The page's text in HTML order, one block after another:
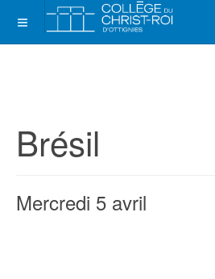
Brésil
Mercredi 5 avril